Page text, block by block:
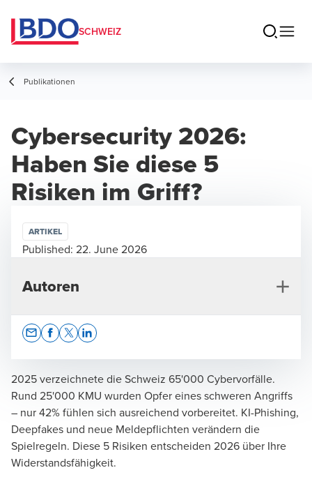
SCHWEIZ
Publikationen
Cybersecurity 2026:
Haben Sie diese 5
Risiken im Griff?
2025 verzeichnete die Schweiz 65'000 Cybervorfälle.
Rund 25'000 KMU wurden Opfer eines schweren Angriffs
– nur 42% fühlen sich ausreichend vorbereitet. KI-Phishing,
Deepfakes und neue Meldepflichten verändern die
Spielregeln. Diese 5 Risiken entscheiden 2026 über Ihre
Widerstandsfähigkeit.
ARTIKEL
Published: 22. June 2026
Autoren
Nicolas Germiquet
BDO Digital, Lead Cyber Security & Digital Forensics